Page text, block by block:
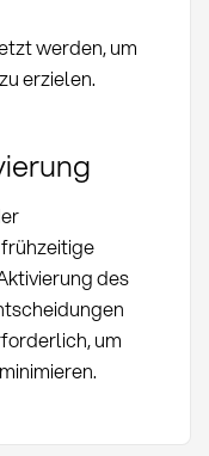
werden, um
erzielen.
des
um